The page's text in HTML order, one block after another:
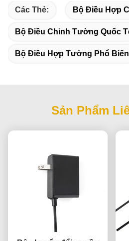
Các Thẻ: Bộ Điều Hợp
Bộ Điều Chỉnh Tường Quốc
Bộ Điều Hợp Tường Phổ Biến
Sản Phẩm